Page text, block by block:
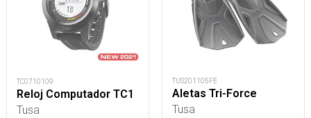
TC0710109
Reloj Computador TC1
Tusa
TUS201105FE
Aletas Tri-Force
Tusa